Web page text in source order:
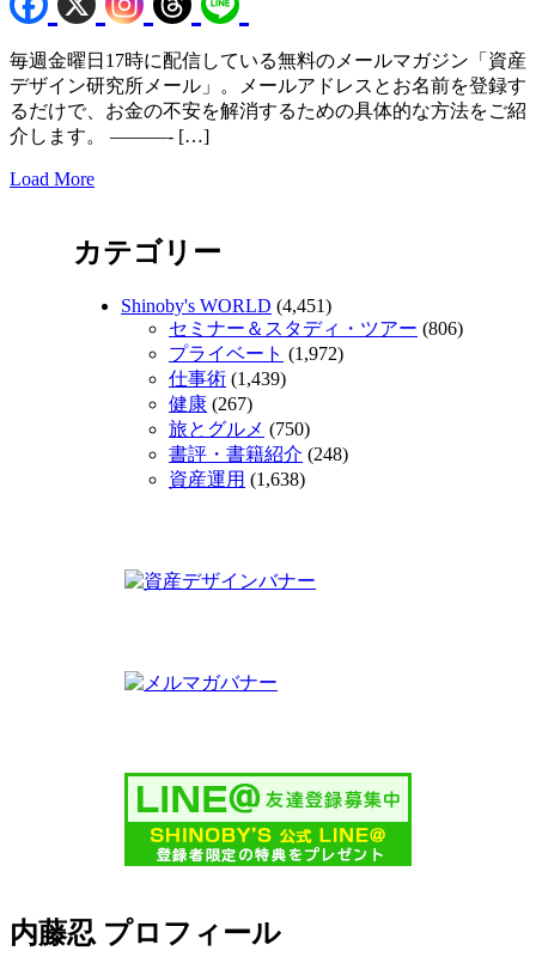
毎週金曜日17時に配信している無料のメールマガジン「資産
デザイン研究所メール」。メールアドレスとお名前を登録す
るだけで、お金の不安を解消するための具体的な方法をご紹
介します。 ———- […]
Load More
カテゴリー
Shinoby's WORLD (4,451)
セミナー＆スタディ・ツアー (806)
プライベート (1,972)
仕事術 (1,439)
健康 (267)
旅とグルメ (750)
書評・書籍紹介 (248)
資産運用 (1,638)
内藤忍 プロフィール